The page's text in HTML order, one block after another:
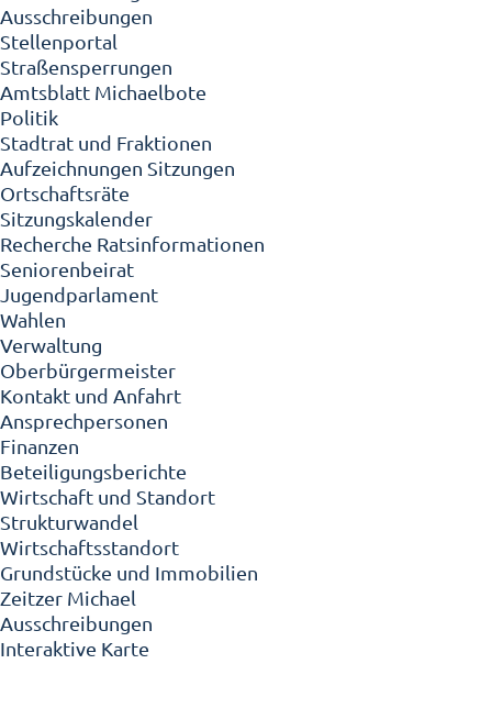
Ausschreibungen
Stellenportal
Straßensperrungen
Amtsblatt Michaelbote
Politik
Stadtrat und Fraktionen
Aufzeichnungen Sitzungen
Ortschaftsräte
Sitzungskalender
Recherche Ratsinformationen
Seniorenbeirat
Jugendparlament
Wahlen
Verwaltung
Oberbürgermeister
Kontakt und Anfahrt
Ansprechpersonen
Finanzen
Beteiligungsberichte
Wirtschaft und Standort
Strukturwandel
Wirtschaftsstandort
Grundstücke und Immobilien
Zeitzer Michael
Ausschreibungen
Interaktive Karte